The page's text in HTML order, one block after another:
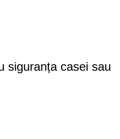
siguranța casei sau